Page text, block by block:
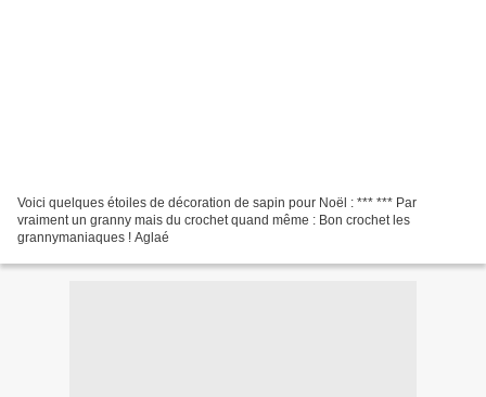
Voici quelques étoiles de décoration de sapin pour Noël : *** *** Par
vraiment un granny mais du crochet quand même : Bon crochet les
grannymaniaques ! Aglaé